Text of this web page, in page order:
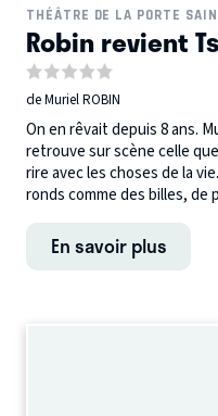
THÉÂTRE DE LA PORTE
Robin revient
de Muriel ROBIN
On en rêvait depuis 8 ans.
retrouve sur scène celle
rire avec les choses de la
ronds comme des billes, de
En savoir plus